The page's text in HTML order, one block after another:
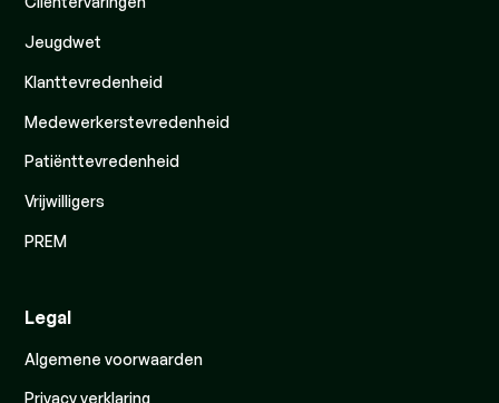
Jeugdwet
Klanttevredenheid
Medewerkerstevredenheid
Patiënttevredenheid
Vrijwilligers
PREM
Legal
Algemene voorwaarden
Privacy verklaring